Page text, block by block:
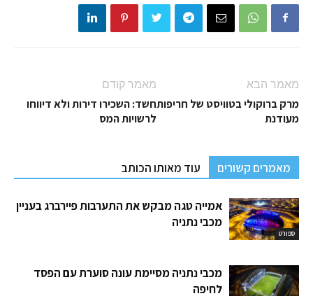
מאמר קודם
חשד: השכירו דירות ולא דיווחו
לרשויות המס
מאמר הבא
מרק ברוקולי בטוויסט של חריפות
מעודנת
מאמרים קשורים עוד מאותו הכותב
ספורט
אמייה טגה מבקש את התערבות פיירברג בעניין
מכבי נתניה
מכבי נתניה מסיימת עונה סוערת עם הפסד
לחיפה